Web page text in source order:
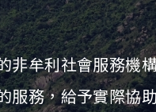
非牟利社會服務機
服務，給予實際協